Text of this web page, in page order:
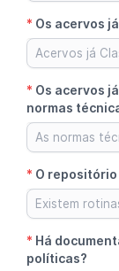
* Os acervos
Acervos já
* Os acervos
normas
As normas
* O
Existem
* Há
políticas?